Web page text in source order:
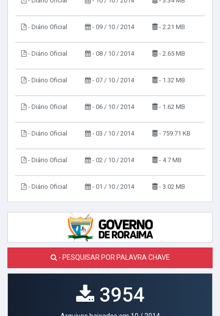
- Diário Oficial - 09 / 10 / 2014 - 2.21 MB
- Diário Oficial - 08 / 10 / 2014 - 2.65 MB
- Diário Oficial - 07 / 10 / 2014 - 1.32 MB
- Diário Oficial - 06 / 10 / 2014 - 1.62 MB
- Diário Oficial - 03 / 10 / 2014 - 759.71 KB
- Diário Oficial - 02 / 10 / 2014 - 4.7 MB
- Diário Oficial - 01 / 10 / 2014 - 3.02 MB
- PESQUISAR POR PALAVRA CHAVE
3954